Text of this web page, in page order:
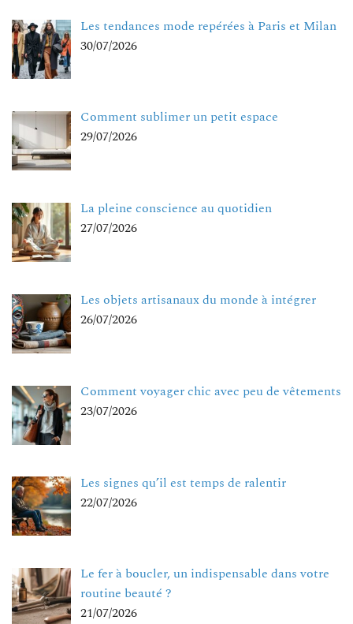
Les tendances mode repérées à Paris et Milan
30/07/2026
Comment sublimer un petit espace
29/07/2026
La pleine conscience au quotidien
27/07/2026
Les objets artisanaux du monde à intégrer
26/07/2026
Comment voyager chic avec peu de vêtements
23/07/2026
Les signes qu’il est temps de ralentir
22/07/2026
Le fer à boucler, un indispensable dans votre
routine beauté ?
21/07/2026